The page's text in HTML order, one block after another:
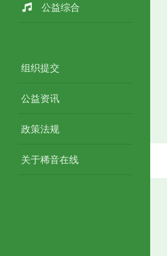
公益综合
组织提交
公益资讯
政策法规
关于稀音在线